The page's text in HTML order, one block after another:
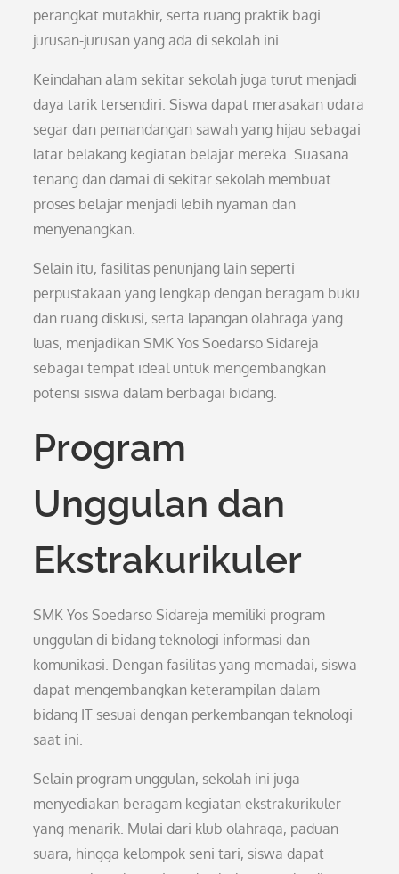
perangkat mutakhir, serta ruang praktik bagi
jurusan-jurusan yang ada di sekolah ini.
Keindahan alam sekitar sekolah juga turut menjadi
daya tarik tersendiri. Siswa dapat merasakan udara
segar dan pemandangan sawah yang hijau sebagai
latar belakang kegiatan belajar mereka. Suasana
tenang dan damai di sekitar sekolah membuat
proses belajar menjadi lebih nyaman dan
menyenangkan.
Selain itu, fasilitas penunjang lain seperti
perpustakaan yang lengkap dengan beragam buku
dan ruang diskusi, serta lapangan olahraga yang
luas, menjadikan SMK Yos Soedarso Sidareja
sebagai tempat ideal untuk mengembangkan
potensi siswa dalam berbagai bidang.
Program
Unggulan dan
Ekstrakurikuler
SMK Yos Soedarso Sidareja memiliki program
unggulan di bidang teknologi informasi dan
komunikasi. Dengan fasilitas yang memadai, siswa
dapat mengembangkan keterampilan dalam
bidang IT sesuai dengan perkembangan teknologi
saat ini.
Selain program unggulan, sekolah ini juga
menyediakan beragam kegiatan ekstrakurikuler
yang menarik. Mulai dari klub olahraga, paduan
suara, hingga kelompok seni tari, siswa dapat